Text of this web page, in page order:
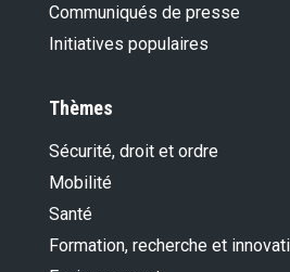
Communiqués de presse
Initiatives populaires
Thèmes
Sécurité, droit et ordre
Mobilité
Santé
Formation, recherche et